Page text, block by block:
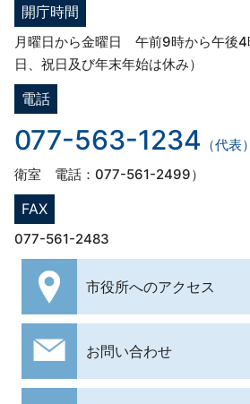
開庁時間
月曜日から金曜日 午前9時から午後4
日、祝日及び年末年始は休み）
電話
077-563-1234 （代表）
衛室 電話：077-561-2499）
FAX
077-561-2483
市役所へのアクセス
お問い合わせ